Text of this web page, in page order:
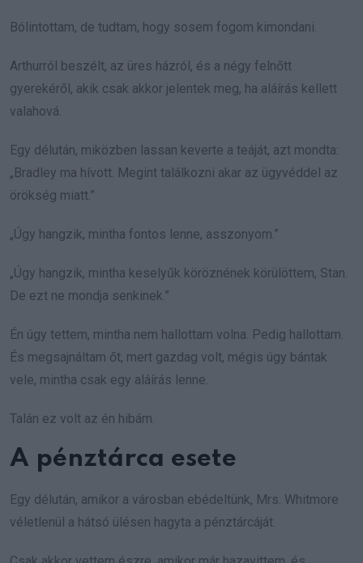
Bólintottam, de tudtam, hogy sosem fogom kimondani.
Arthurról beszélt, az üres házról, és a négy felnőtt
gyerekéről, akik csak akkor jelentek meg, ha aláírás kellett
valahová.
Egy délután, miközben lassan keverte a teáját, azt mondta:
„Bradley ma hívott. Megint találkozni akar az ügyvéddel az
örökség miatt.”
„Úgy hangzik, mintha fontos lenne, asszonyom.”
„Úgy hangzik, mintha keselyűk köröznének körülöttem, Stan.
De ezt ne mondja senkinek.”
Én úgy tettem, mintha nem hallottam volna. Pedig hallottam.
És megsajnáltam őt, mert gazdag volt, mégis úgy bántak
vele, mintha csak egy aláírás lenne.
Talán ez volt az én hibám.
A pénztárca esete
Egy délután, amikor a városban ebédeltünk, Mrs. Whitmore
véletlenül a hátsó ülésen hagyta a pénztárcáját.